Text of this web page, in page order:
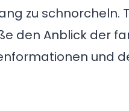
zu schnorcheln.
den Anblick der
und